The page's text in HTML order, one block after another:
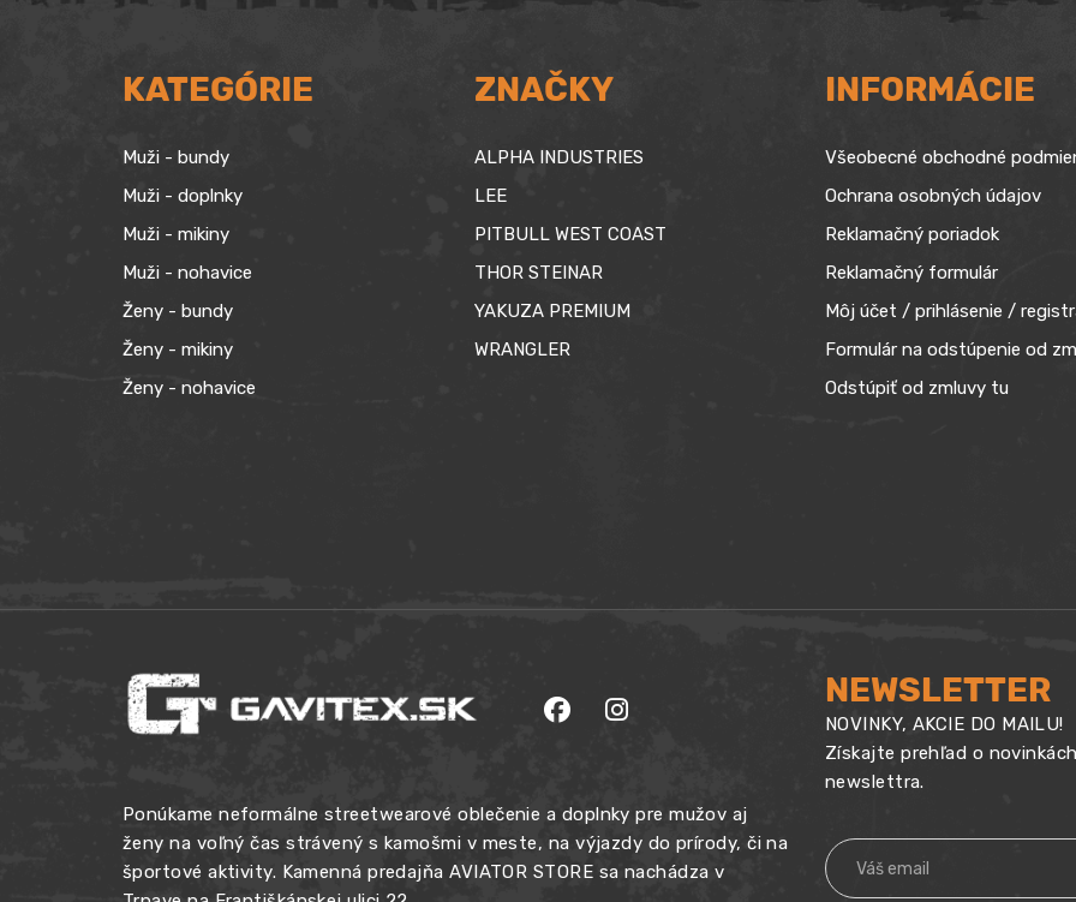
KATEGÓRIE
Muži - bundy
Muži - doplnky
Muži - mikiny
Muži - nohavice
Ženy - bundy
Ženy - mikiny
Ženy - nohavice
ZNAČKY
ALPHA INDUSTRIES
LEE
PITBULL WEST COAST
THOR STEINAR
YAKUZA PREMIUM
WRANGLER
INFORMÁCIE
Všeobecné obchodné
Ochrana osobných údajov
Reklamačný poriadok
Reklamačný formulár
Môj účet / prihlásenie /
Formulár na odstúpenie od
Odstúpiť od zmluvy tu
Ponúkame neformálne streetwearové oblečenie a doplnky pre mužov aj
ženy na voľný čas strávený s kamošmi v meste, na výjazdy do prírody, či na
športové aktivity. Kamenná predajňa AVIATOR STORE sa nachádza v
NEWSLETTER
NOVINKY, AKCIE DO MAILU!
Získajte prehľad o
newslettra.